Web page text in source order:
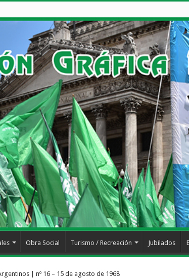
Obra Social Turismo / Recreación Jubilados
| nº 16 – 15 de agosto de 1968